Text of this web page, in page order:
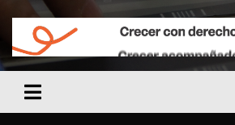
FM LIDER 104.1